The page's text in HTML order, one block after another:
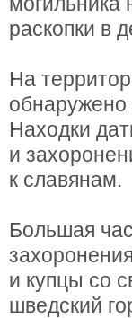
раскопки в
На
обнаружено
Находки
и
к славянам.
Большая
и купцы со
шведский